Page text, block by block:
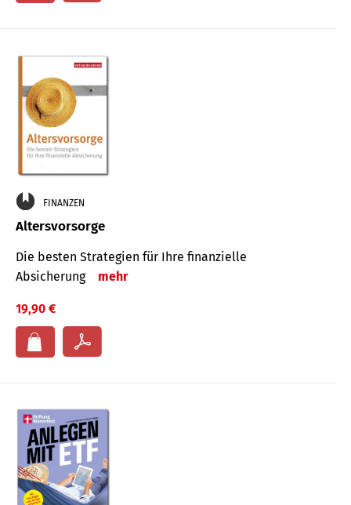
FINANZEN
Altersvorsorge
Die besten Strategien für Ihre finanzielle
Absicherung
mehr
19,90 €